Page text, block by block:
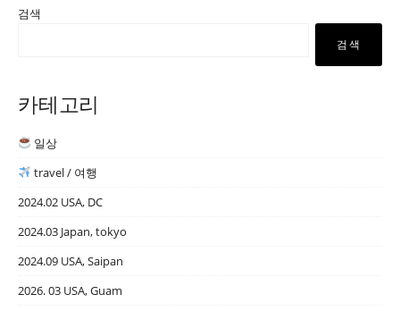
검색
검색
카테고리
일상
travel / 여행
2024.02 USA, DC
2024.03 Japan, tokyo
2024.09 USA, Saipan
2026. 03 USA, Guam